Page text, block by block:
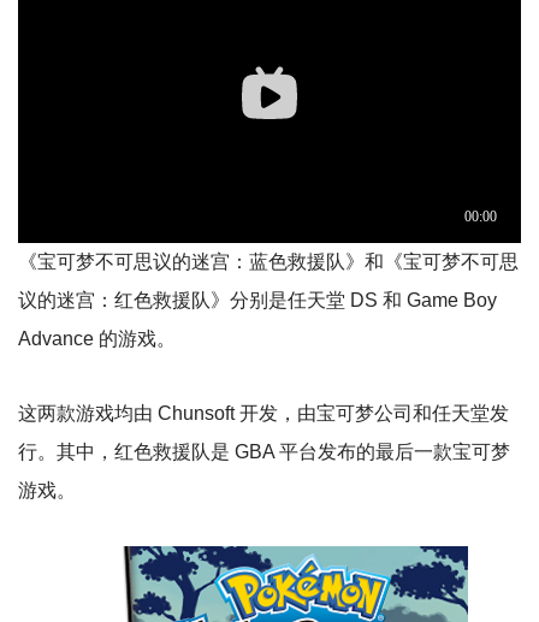
《宝可梦不可思议的迷宫：蓝色救援队》和《宝可梦不可思
议的迷宫：红色救援队》分别是任天堂 DS 和 Game Boy
Advance 的游戏。
这两款游戏均由 Chunsoft 开发，由宝可梦公司和任天堂发
行。其中，红色救援队是 GBA 平台发布的最后一款宝可梦
游戏。